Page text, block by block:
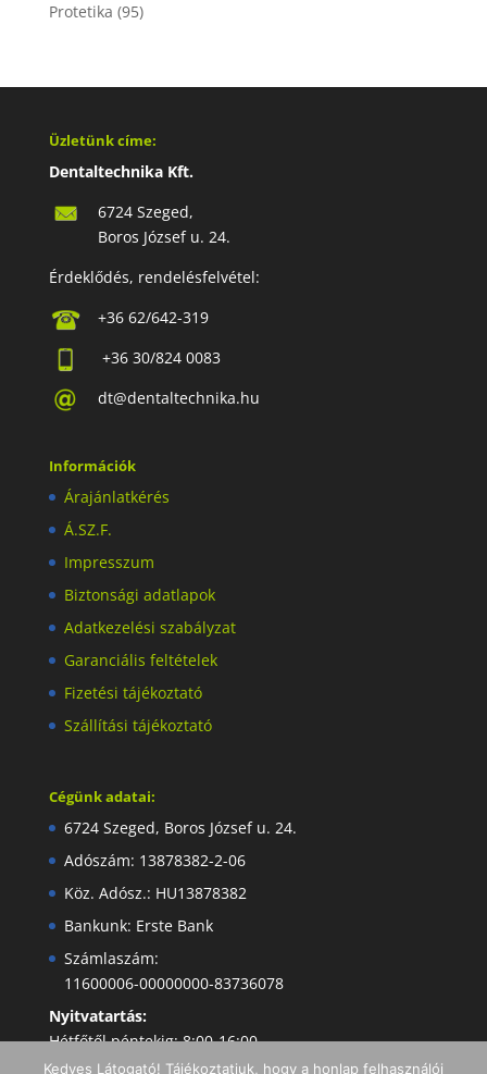
Protetika (95)
Üzletünk címe:
Dentaltechnika Kft.
6724 Szeged,
Boros József u. 24.
Érdeklődés, rendelésfelvétel:
+36 62/642-319
+36 30/824 0083
dt@dentaltechnika.hu
Információk
Árajánlatkérés
Á.SZ.F.
Impresszum
Biztonsági adatlapok
Adatkezelési szabályzat
Garanciális feltételek
Fizetési tájékoztató
Szállítási tájékoztató
Cégünk adatai:
6724 Szeged, Boros József u. 24.
Adószám: 13878382-2-06
Köz. Adósz.: HU13878382
Bankunk: Erste Bank
Számlaszám:
11600006-00000000-83736078
Nyitvatartás:
Hétfőtől péntekig: 8:00-16:00
Kedves Látogató! Tájékoztatjuk, hogy a honlap felhasználói